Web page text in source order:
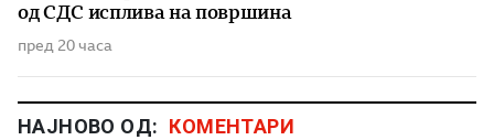
од СДС исплива на површина
пред 20 часа
НАЈНОВО ОД: КОМЕНТАРИ